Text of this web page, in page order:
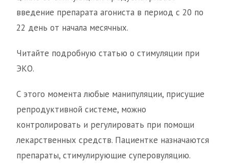
введение препарата агониста в период с 20 по
22 день от начала месячных.
Читайте подробную статью о стимуляции при
ЭКО.
С этого момента любые манипуляции, присущие
репродуктивной системе, можно
контролировать и регулировать при помощи
лекарственных средств. Пациентке назначаются
препараты, стимулирующие суперовуляцию.